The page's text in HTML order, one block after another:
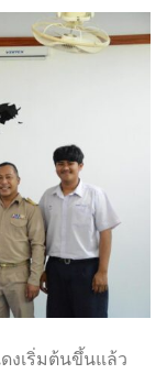
งเริ่มต้นขึ้นแล้ว